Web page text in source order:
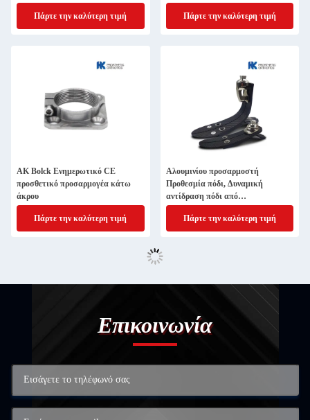
Πάρτε την καλύτερη τιμή Πάρτε την καλύτερη τιμή
ΑΚ Bolck Ενημερωτικό CE
προσθετικό προσαρμογέα κάτω
άκρου
Πάρτε την καλύτερη τιμή
Αλουμινίου προσαρμοστή
Προθεσμία πόδι, Δυναμική
αντίδραση πόδι από
ανθρακονήματα
Πάρτε την καλύτερη τιμή
Επικοινωνία